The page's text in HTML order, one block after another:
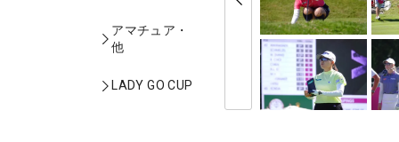
アマチュア・
他
LADY GO CUP